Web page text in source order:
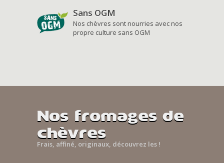
Sans OGM
Nos chèvres sont nourries avec nos
propre culture sans OGM
Nos fromages de
chèvres
Frais, affiné, originaux, découvrez les !